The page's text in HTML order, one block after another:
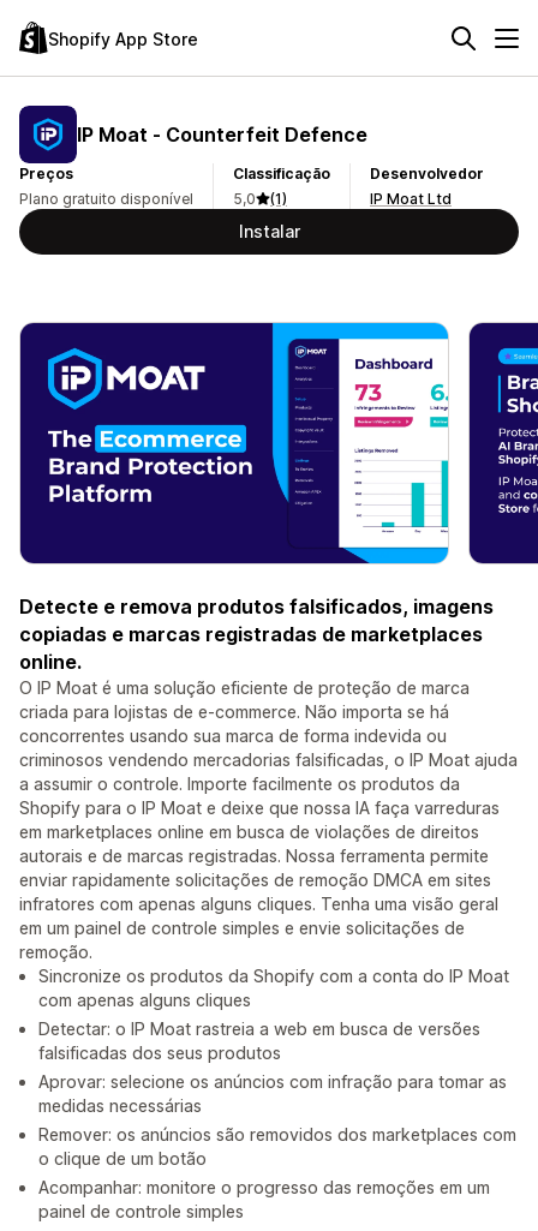
Shopify App Store
IP Moat ‑ Counterfeit Defence
Preços
Plano gratuito disponível
Classificação
5,0
(1)
Desenvolvedor
IP Moat Ltd
Instalar
Detecte e remova produtos falsificados, imagens
copiadas e marcas registradas de marketplaces
online.
O IP Moat é uma solução eficiente de proteção de marca
criada para lojistas de e-commerce. Não importa se há
concorrentes usando sua marca de forma indevida ou
criminosos vendendo mercadorias falsificadas, o IP Moat ajuda
a assumir o controle. Importe facilmente os produtos da
Shopify para o IP Moat e deixe que nossa IA faça varreduras
em marketplaces online em busca de violações de direitos
autorais e de marcas registradas. Nossa ferramenta permite
enviar rapidamente solicitações de remoção DMCA em sites
infratores com apenas alguns cliques. Tenha uma visão geral
em um painel de controle simples e envie solicitações de
remoção.
Sincronize os produtos da Shopify com a conta do IP Moat
com apenas alguns cliques
Detectar: o IP Moat rastreia a web em busca de versões
falsificadas dos seus produtos
Aprovar: selecione os anúncios com infração para tomar as
medidas necessárias
Remover: os anúncios são removidos dos marketplaces com
o clique de um botão
Acompanhar: monitore o progresso das remoções em um
painel de controle simples